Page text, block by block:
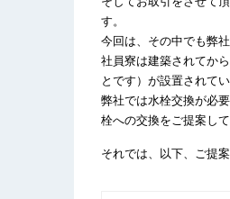
す。
今回は、その中でも弊
社員寮は建築されてか
とです）が設置されて
弊社では水栓交換が必
栓への交換をご提案して
それでは、以下、ご提